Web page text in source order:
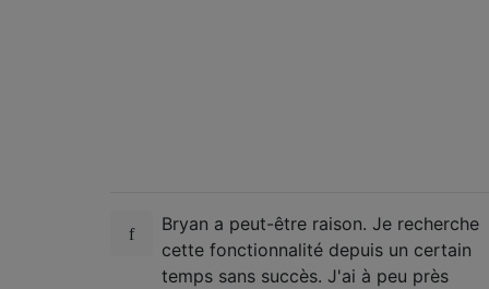
Bryan a peut-être raison. Je recherche
cette fonctionnalité depuis un certain
temps sans succès. J'ai à peu près